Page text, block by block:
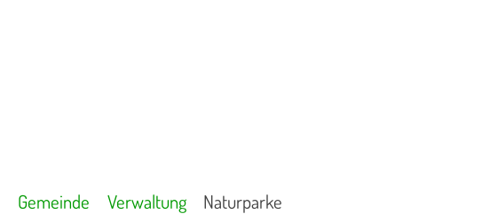
Gemeinde Verwaltung Naturparke